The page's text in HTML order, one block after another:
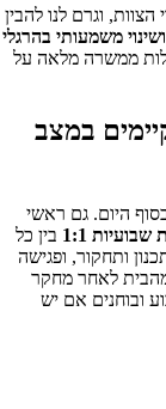
וגרם לנו להבין
משמעותי בהרגלי
ממשרה מלאה על
במצב
היום. גם ראשי
שבועיות 1:1
בין כל
ותחקור, ופגישה
מהבית לאחר מחקר
ובוחנים אם יש